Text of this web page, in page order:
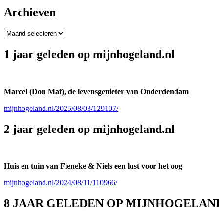
Archieven
Archieven
1 jaar geleden op mijnhogeland.nl
Marcel (Don Maf), de levensgenieter van Onderdendam
mijnhogeland.nl/2025/08/03/129107/
2 jaar geleden op mijnhogeland.nl
Huis en tuin van Fieneke & Niels een lust voor het oog
mijnhogeland.nl/2024/08/11/110966/
8 JAAR GELEDEN OP